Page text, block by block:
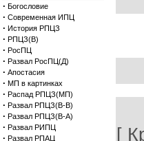
· Богословие
· Современная ИПЦ
· История РПЦЗ
· РПЦЗ(В)
· РосПЦ
· Развал РосПЦ(Д)
· Апостасия
· МП в картинках
· Распад РПЦЗ(МП)
· Развал РПЦЗ(В-В)
· Развал РПЦЗ(В-А)
· Развал РИПЦ
· Развал РПАЦ [